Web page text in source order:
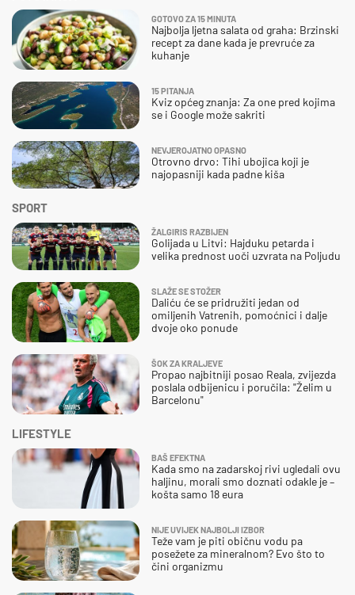
SPORT
ŽALGIRIS RAZBIJEN
Golijada u Litvi: Hajduku petarda i
velika prednost uoči uzvrata na Poljudu
SLAŽE SE STOŽER
Daliću će se pridružiti jedan od
omiljenih Vatrenih, pomoćnici i dalje
dvoje oko ponude
ŠOK ZA KRALJEVE
Propao najbitniji posao Reala, zvijezda
poslala odbijenicu i poručila: "Želim u
Barcelonu"
GOTOVO ZA 15 MINUTA
Najbolja ljetna salata od graha: Brzinski
recept za dane kada je prevruće za
kuhanje
15 PITANJA
Kviz općeg znanja: Za one pred kojima
se i Google može sakriti
NEVJEROJATNO OPASNO
Otrovno drvo: Tihi ubojica koji je
najopasniji kada padne kiša
LIFESTYLE
BAŠ EFEKTNA
Kada smo na zadarskoj rivi ugledali ovu
haljinu, morali smo doznati odakle je –
košta samo 18 eura
NIJE UVIJEK NAJBOLJI IZBOR
Teže vam je piti običnu vodu pa
posežete za mineralnom? Evo što to
čini organizmu